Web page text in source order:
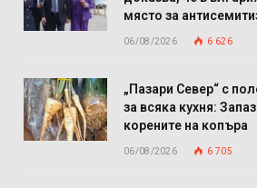
място за
06/08/2026 6 626
„Пазари Север“ с
за всяка кухня:
корените на копъра
06/08/2026 6 705